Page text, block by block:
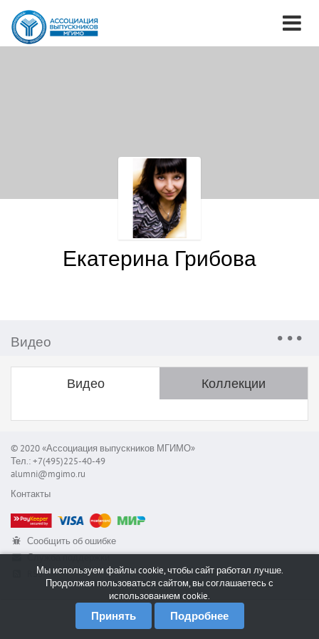
Екатерина Грибова
Видео
Видео Коллекции
© 2020 «Ассоциация выпускников МГИМО»
Тел.: +7(495)225-40-49
alumni@mgimo.ru
Контакты
Сообщить об ошибке
Служба поддержки
RSSМы используем файлы cookie, чтобы сайт работал лучше.
Продолжая пользоваться сайтом, вы соглашаетесь с
использованием cookie.
Принять Подробнее